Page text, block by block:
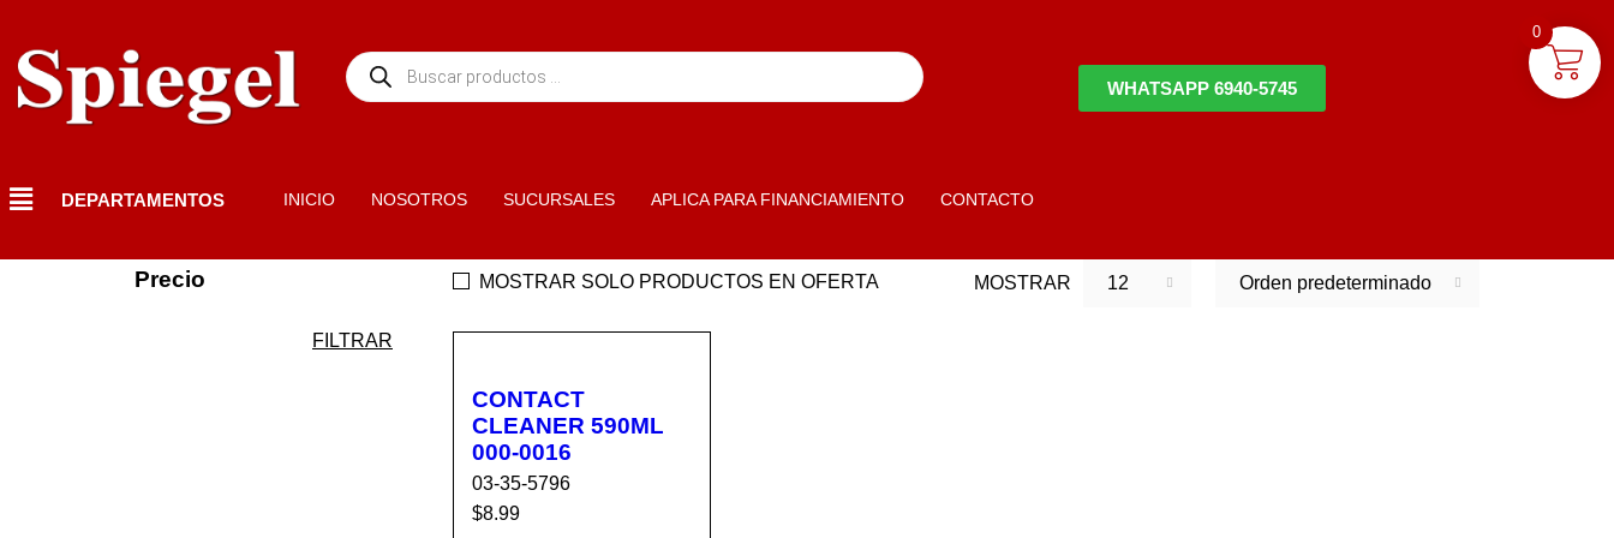
WHATSAPP 6940-5745
DEPARTAMENTOS INICIO NOSOTROS SUCURSALES APLICA PARA FINANCIAMIENTO CONTACTO
Precio
FILTRAR
Orden predeterminado
MOSTRAR 12
MOSTRAR SOLO PRODUCTOS EN OFERTA
CONTACT
CLEANER 590ML
000-0016
03-35-5796
$8.99
0